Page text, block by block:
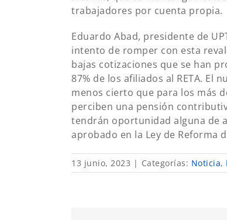
trabajadores por cuenta propia.
Eduardo Abad, presidente de
intento de romper con esta
bajas cotizaciones que se han
87% de los afiliados al RETA. El
menos cierto que para los más
perciben una pensión
tendrán oportunidad alguna de
aprobado en la Ley de Reforma
13 junio, 2023 | Categorías: Noticia,